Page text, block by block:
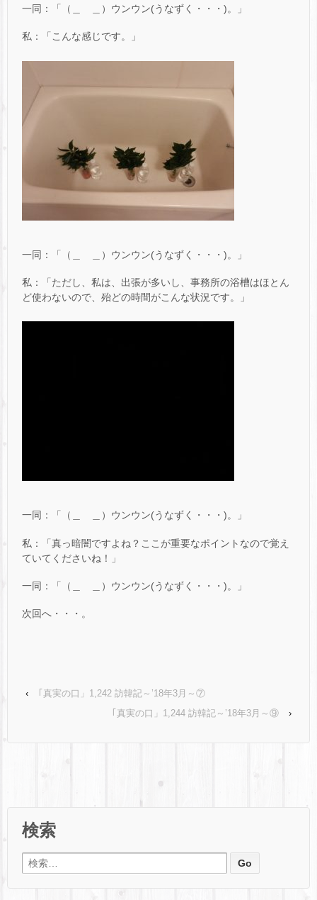
一同：「（＿ ＿）ウンウン(うなずく・・・)。」
私：「こんな感じです。」
一同：「（＿ ＿）ウンウン(うなずく・・・)。」
私：「ただし、私は、出張が多いし、事務所の浴槽はほとん
ど使わないので、殆どの時間がこんな状況です。」
一同：「（＿ ＿）ウンウン(うなずく・・・)。」
私：「真っ暗闇ですよね？ここが重要なポイントなので覚え
ていてくださいね！」
一同：「（＿ ＿）ウンウン(うなずく・・・)。」
次回へ・・・。
‹
｢真実の口」1,242 訪韓記～’18年3月～⑦
｢真実の口」1,244 訪韓記～’18年3月～⑨
›
検索
検索: